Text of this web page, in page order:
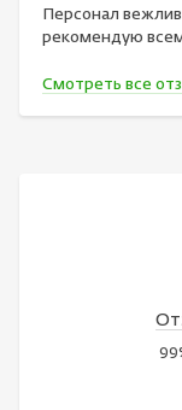
Персонал
рекомендую
Смотреть все